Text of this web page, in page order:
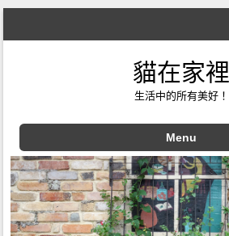
貓在家裡
生活中的所有美好！
Menu
Skip to content